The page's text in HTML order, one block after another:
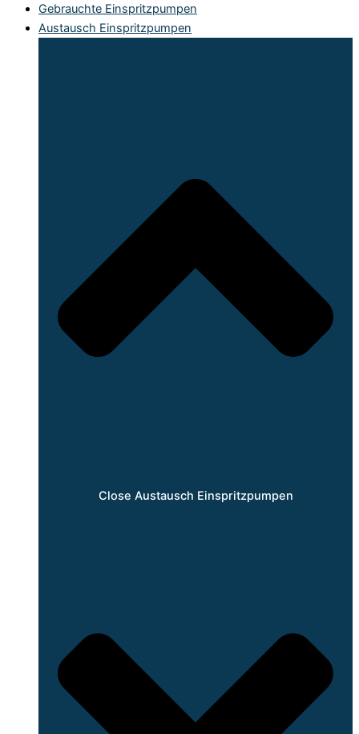
Gebrauchte Einspritzpumpen
Austausch Einspritzpumpen
Close Austausch Einspritzpumpen